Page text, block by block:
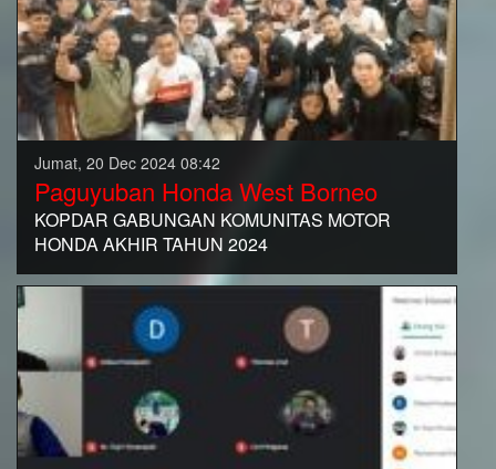
Jumat, 20 Dec 2024 08:42
Paguyuban Honda West Borneo
KOPDAR GABUNGAN KOMUNITAS MOTOR
HONDA AKHIR TAHUN 2024